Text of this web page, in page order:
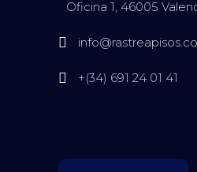
Oficina 1, 46005
+(34) 691 24 01 41